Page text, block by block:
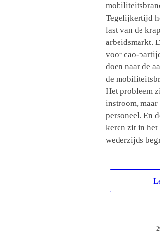
Tegelijkertijd
last van de
arbeidsmarkt.
voor cao-
doen naar de
de
Het probleem
instroom,
personeel. En
keren zit in het
wederzijds